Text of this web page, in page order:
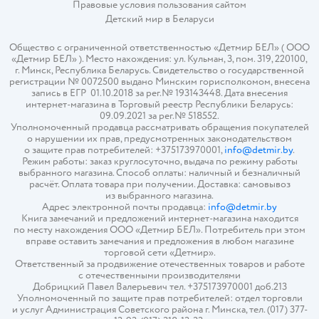
Правовые условия пользования сайтом
Детский мир в Беларуси
Общество с ограниченной ответственностью «Детмир БЕЛ» ( ООО
«Детмир БЕЛ» ). Место нахождения: ул. Кульман, 3, пом. 319, 220100,
г. Минск, Республика Беларусь. Свидетельство о государственной
регистрации № 0072500 выдано Минским горисполкомом, внесена
запись в ЕГР 01.10.2018 за рег.№ 193143448. Дата внесения
интернет-магазина в Торговый реестр Республики Беларусь:
09.09.2021 за рег.№ 518552.
Уполномоченный продавца рассматривать обращения покупателей
о нарушении их прав, предусмотренных законодательством
о защите прав потребителей: +375173970001,info@detmir.by.
Режим работы: заказ круглосуточно, выдача по режиму работы
выбранного магазина. Способ оплаты: наличный и безналичный
расчёт. Оплата товара при получении. Доставка: самовывоз
из выбранного магазина.
Адрес электронной почты продавца: info@detmir.by
Книга замечаний и предложений интернет-магазина находится
по месту нахождения ООО «Детмир БЕЛ». Потребитель при этом
вправе оставить замечания и предложения в любом магазине
торговой сети «Детмир».
Ответственный за продвижение отечественных товаров и работе
с отечественными производителями
Добрицкий Павел Валерьевич тел. +375173970001 доб.213
Уполномоченный по защите прав потребителей: отдел торговли
и услуг Администрация Советского района г. Минска, тел. (017) 377-